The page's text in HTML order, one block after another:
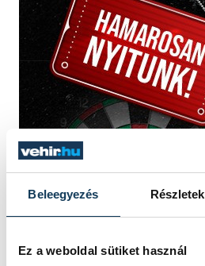
Beleegyezés Részletek
Ez a weboldal sütiket használ